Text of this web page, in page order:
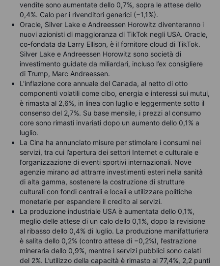
vendite sono aumentate dello 0,7%, sopra le attese dello
0,4%. Calo per i rivenditori generici (−1,1%).
Oracle, Silver Lake e Andreessen Horowitz diventeranno i
nuovi azionisti di maggioranza di TikTok negli USA. Oracle,
co-fondata da Larry Ellison, è il fornitore cloud di TikTok.
Silver Lake e Andreessen Horowitz sono società di
investimento guidate da miliardari, incluso l’ex consigliere
di Trump, Marc Andreessen.
L'inflazione core annuale del Canada, al netto di otto
componenti volatili come cibo, energia e interessi sui mutui,
è rimasta al 2,6%, in linea con luglio e leggermente sotto il
consenso del 2,7%. Su base mensile, i prezzi al consumo
core sono rimasti invariati dopo un aumento dello 0,1% a
luglio.
La Cina ha annunciato misure per stimolare i consumi nei
servizi, tra cui l’apertura dei settori Internet e culturale e
l’organizzazione di eventi sportivi internazionali. Nove
agenzie mirano ad attrarre investimenti esteri nella sanità
di alta gamma, sostenere la costruzione di strutture
culturali con fondi centrali e locali e utilizzare politiche
monetarie per espandere il credito ai servizi.
La produzione industriale USA è aumentata dello 0,1%,
meglio delle attese di un calo dello 0,1%, dopo la revisione
al ribasso dello 0,4% di luglio. La produzione manifatturiera
è salita dello 0,2% (contro attese di −0,2%), l’estrazione
mineraria dello 0,9%, mentre i servizi pubblici sono calati
del 2%. L’utilizzo della capacità è rimasto al 77,4%, 2,2 punti